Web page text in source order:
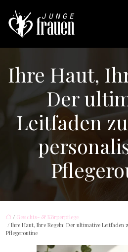
Ihre Haut,
Der
Leitfaden
/ Gesichts- & Körperpflege
/ Ihre Haut, Ihre Regeln: Der ultimative Leitfaden
Pflegeroutine